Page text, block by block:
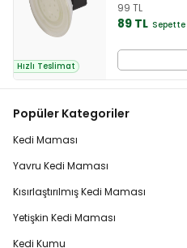
Hızlı Teslimat
99 TL
89 TL Sepette
Popüler Kategoriler
Kedi Maması
Yavru Kedi Maması
Kısırlaştırılmış Kedi Maması
Yetişkin Kedi Maması
Kedi Kumu